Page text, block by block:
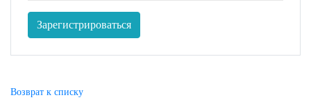
Зарегистрироваться
Возврат к списку